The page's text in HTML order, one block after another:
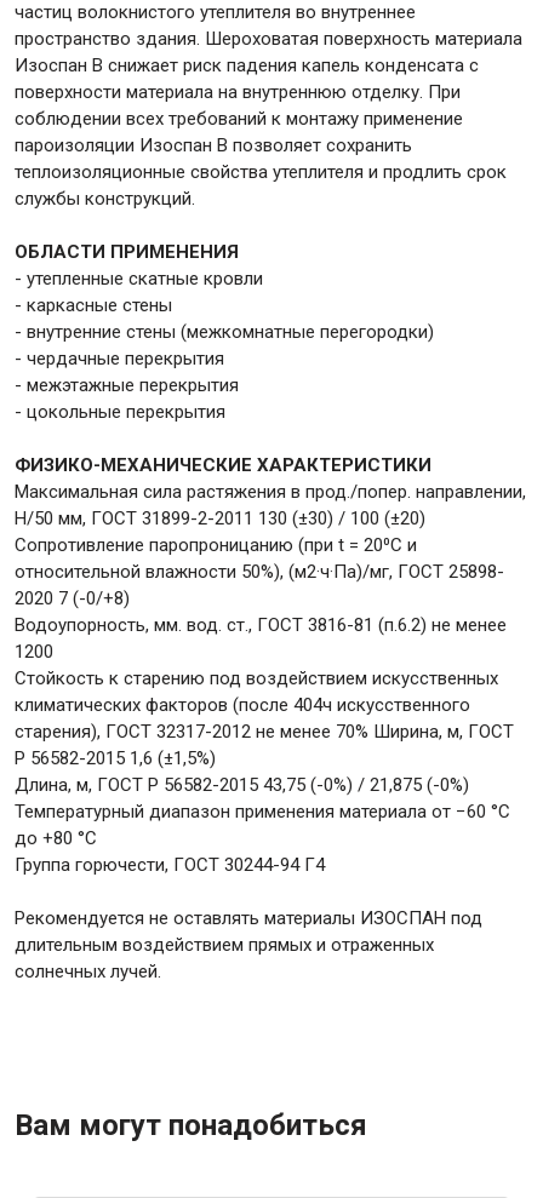
частиц волокнистого утеплителя во внутреннее
пространство здания. Шероховатая поверхность материала
Изоспан В снижает риск падения капель конденсата с
поверхности материала на внутреннюю отделку. При
соблюдении всех требований к монтажу применение
пароизоляции Изоспан В позволяет сохранить
теплоизоляционные свойства утеплителя и продлить срок
службы конструкций.
ОБЛАСТИ ПРИМЕНЕНИЯ
- утепленные скатные кровли
- каркасные стены
- внутренние стены (межкомнатные перегородки)
- чердачные перекрытия
- межэтажные перекрытия
- цокольные перекрытия
ФИЗИКО-МЕХАНИЧЕСКИЕ ХАРАКТЕРИСТИКИ
Максимальная сила растяжения в прод./попер. направлении,
Н/50 мм, ГОСТ 31899-2-2011 130 (±30) / 100 (±20)
Сопротивление паропроницанию (при t = 20⁰С и
относительной влажности 50%), (м2·ч·Па)/мг, ГОСТ 25898-
2020 7 (-0/+8)
Водоупорность, мм. вод. ст., ГОСТ 3816-81 (п.6.2) не менее
1200
Стойкость к старению под воздействием искусственных
климатических факторов (после 404ч искусственного
старения), ГОСТ 32317-2012 не менее 70% Ширина, м, ГОСТ
Р 56582-2015 1,6 (±1,5%)
Длина, м, ГОСТ Р 56582-2015 43,75 (-0%) / 21,875 (-0%)
Температурный диапазон применения материала от −60 °С
до +80 °С
Группа горючести, ГОСТ 30244-94 Г4
Рекомендуется не оставлять материалы ИЗОСПАН под
длительным воздействием прямых и отраженных
солнечных лучей.
Вам могут понадобиться
Сантехника
Крепежи
Анкеры
Монтажные ленты
Канаты, шнуры
Всё для дома и сада
Товары для бани и сауны
Оборудование для клининга и уборки